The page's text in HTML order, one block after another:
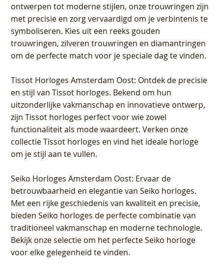
ontwerpen tot moderne stijlen, onze trouwringen zijn
met precisie en zorg vervaardigd om je verbintenis te
symboliseren. Kies uit een reeks gouden
trouwringen, zilveren trouwringen en diamantringen
om de perfecte match voor je speciale dag te vinden.
Tissot Horloges Amsterdam Oost: Ontdek de precisie
en stijl van Tissot horloges. Bekend om hun
uitzonderlijke vakmanschap en innovatieve ontwerp,
zijn Tissot horloges perfect voor wie zowel
functionaliteit als mode waardeert. Verken onze
collectie Tissot horloges en vind het ideale horloge
om je stijl aan te vullen.
Seiko Horloges Amsterdam Oost: Ervaar de
betrouwbaarheid en elegantie van Seiko horloges.
Met een rijke geschiedenis van kwaliteit en precisie,
bieden Seiko horloges de perfecte combinatie van
traditioneel vakmanschap en moderne technologie.
Bekijk onze selectie om het perfecte Seiko horloge
voor elke gelegenheid te vinden.